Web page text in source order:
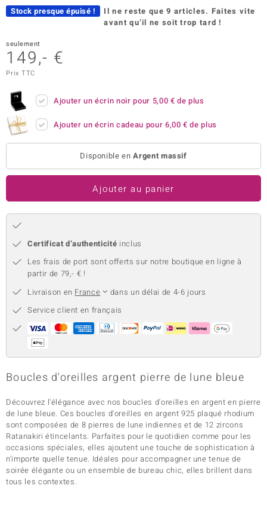
Collection
Stock presque épuisé ! Il ne reste que 9 articles. Faites vite
avant qu’il ne soit trop tard !
seulement
149,- €
Prix TTC
Ajouter un écrin noir pour 5,00 € de plus
Ajouter un écrin cadeau pour 6,00 € de plus
Disponible enArgent massif
Ajouter au panier
Certificat d’authenticité inclus
Les frais de port sont offerts sur notre boutique en ligne à
partir de 79,- € !
Livraison en France
dans un délai de 4-6 jours
Service client en français
Boucles d'oreilles argent pierre de lune bleue
Découvrez l'élégance avec nos boucles d'oreilles en argent en pierre
de lune bleue. Ces boucles d'oreilles en argent 925 plaqué rhodium
sont composées de 8 pierres de lune indiennes et de 12 zircons
Ratanakiri étincelants. Parfaites pour le quotidien comme pour les
occasions spéciales, elles ajoutent une touche de sophistication à
n'importe quelle tenue. Idéales pour accompagner une tenue de
soirée élégante ou un ensemble de bureau chic, elles brillent dans
tous les contextes.